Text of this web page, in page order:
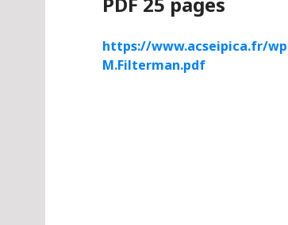
https://www.acseipica.fr/
M.Filterman.pdf